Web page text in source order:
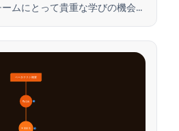
ムにとって貴重な学びの機会に
🔍 定義 4
🎯 重要性
ベータテスト概要